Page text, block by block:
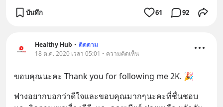
บันทึก 61 92
Healthy Hub • ติดตาม
18 ต.ค. 2020 เวลา 05:01 • ความคิดเห็น
ขอบคุณนะคะ Thank you for following me 2K. 🎉
ฟางอยากบอกว่าดีใจและขอบคุณมากๆนะคะที่ชื่นชอบ